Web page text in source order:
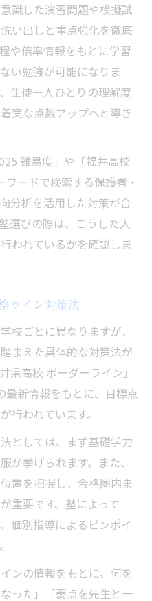
活用ポイント
学習法と対策の違い
る内申点アップ術
習が直前対策で役立つ
塾活用例と注意点
識した演習問題や模擬試
い出しと重点強化を徹底
や倍率情報をもとに学習
い勉強が可能になりま
生徒一人ひとりの理解度
実な点数アップへと導き
難易度」や「福井高校
ードで検索する保護者・
分析を活用した対策が合
選びの際は、こうした入
われているかを確認しま
ライン対策法
校ごとに異なりますが、
まえた具体的な対策法が
県高校 ボーダーライン」
最新情報をもとに、目標点
行われています。
としては、まず基礎学力
が挙げられます。また、
置を把握し、合格圏内ま
重要です。塾によって
個別指導によるピンポイ
ンの情報をもとに、何を
った」「弱点を先生と一